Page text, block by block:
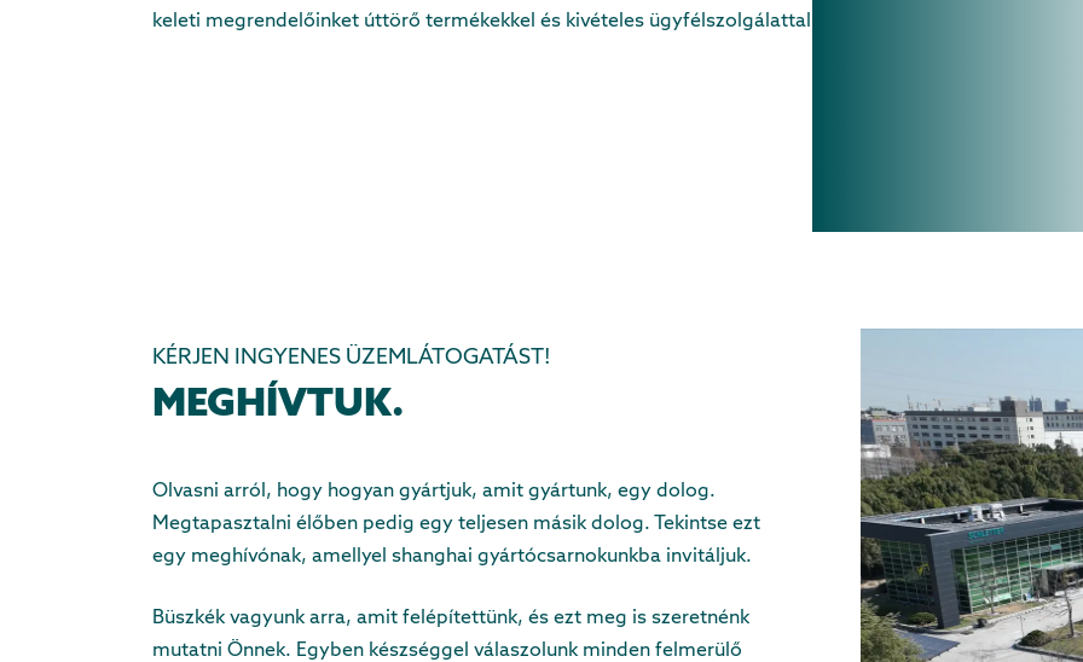
keleti megrendelőinket úttörő termékekkel és kivételes ügyfélszolgálattal.
KÉRJEN INGYENES ÜZEMLÁTOGATÁST!
MEGHÍVTUK.
Olvasni arról, hogy hogyan gyártjuk, amit gyártunk, egy dolog.
Megtapasztalni élőben pedig egy teljesen másik dolog. Tekintse ezt
egy meghívónak, amellyel shanghai gyártócsarnokunkba invitáljuk.
Büszkék vagyunk arra, amit felépítettünk, és ezt meg is szeretnénk
mutatni Önnek. Egyben készséggel válaszolunk minden felmerülő